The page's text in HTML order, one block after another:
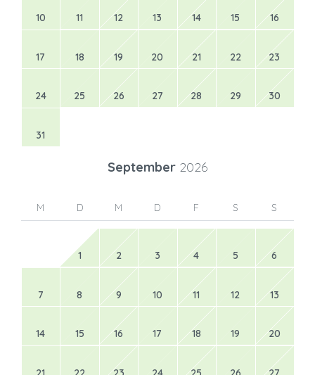
10 11 12 13 14 15 16
17 18 19 20 21 22 23
24 25 26 27 28 29 30
31
September 2026
M D M D F S S
1 2 3 4 5 6
7 8 9 10 11 12 13
14 15 16 17 18 19 20